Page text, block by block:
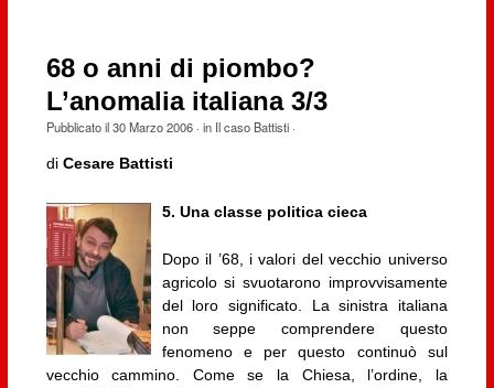
68 o anni di piombo?
L’anomalia italiana 3/3
Pubblicato il30 Marzo 2006· in Il caso Battisti·
di Cesare Battisti
5. Una classe politica cieca
Dopo il ’68, i valori del vecchio universo
agricolo si svuotarono improvvisamente
del loro significato. La sinistra italiana
non seppe comprendere questo
fenomeno e per questo continuò sul
vecchio cammino. Come se la Chiesa, l’ordine, la